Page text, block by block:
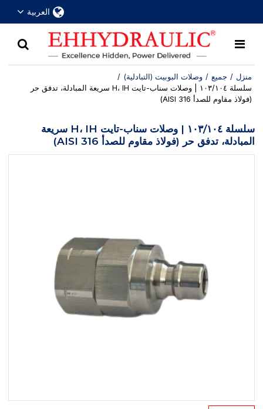
العربية
منزل / جميع / وصلات البوبيت (التبادلية) /
سلسلة ١٠٣/١٠٤ | وصلات سناب-تايت H، IH سريعة المبادلة، تدفق حر
(فولاذ مقاوم للصدأ AISI 316)
سلسلة ١٠٣/١٠٤ | وصلات سناب-تايت H، IH سريعة
المبادلة، تدفق حر (فولاذ مقاوم للصدأ AISI 316)